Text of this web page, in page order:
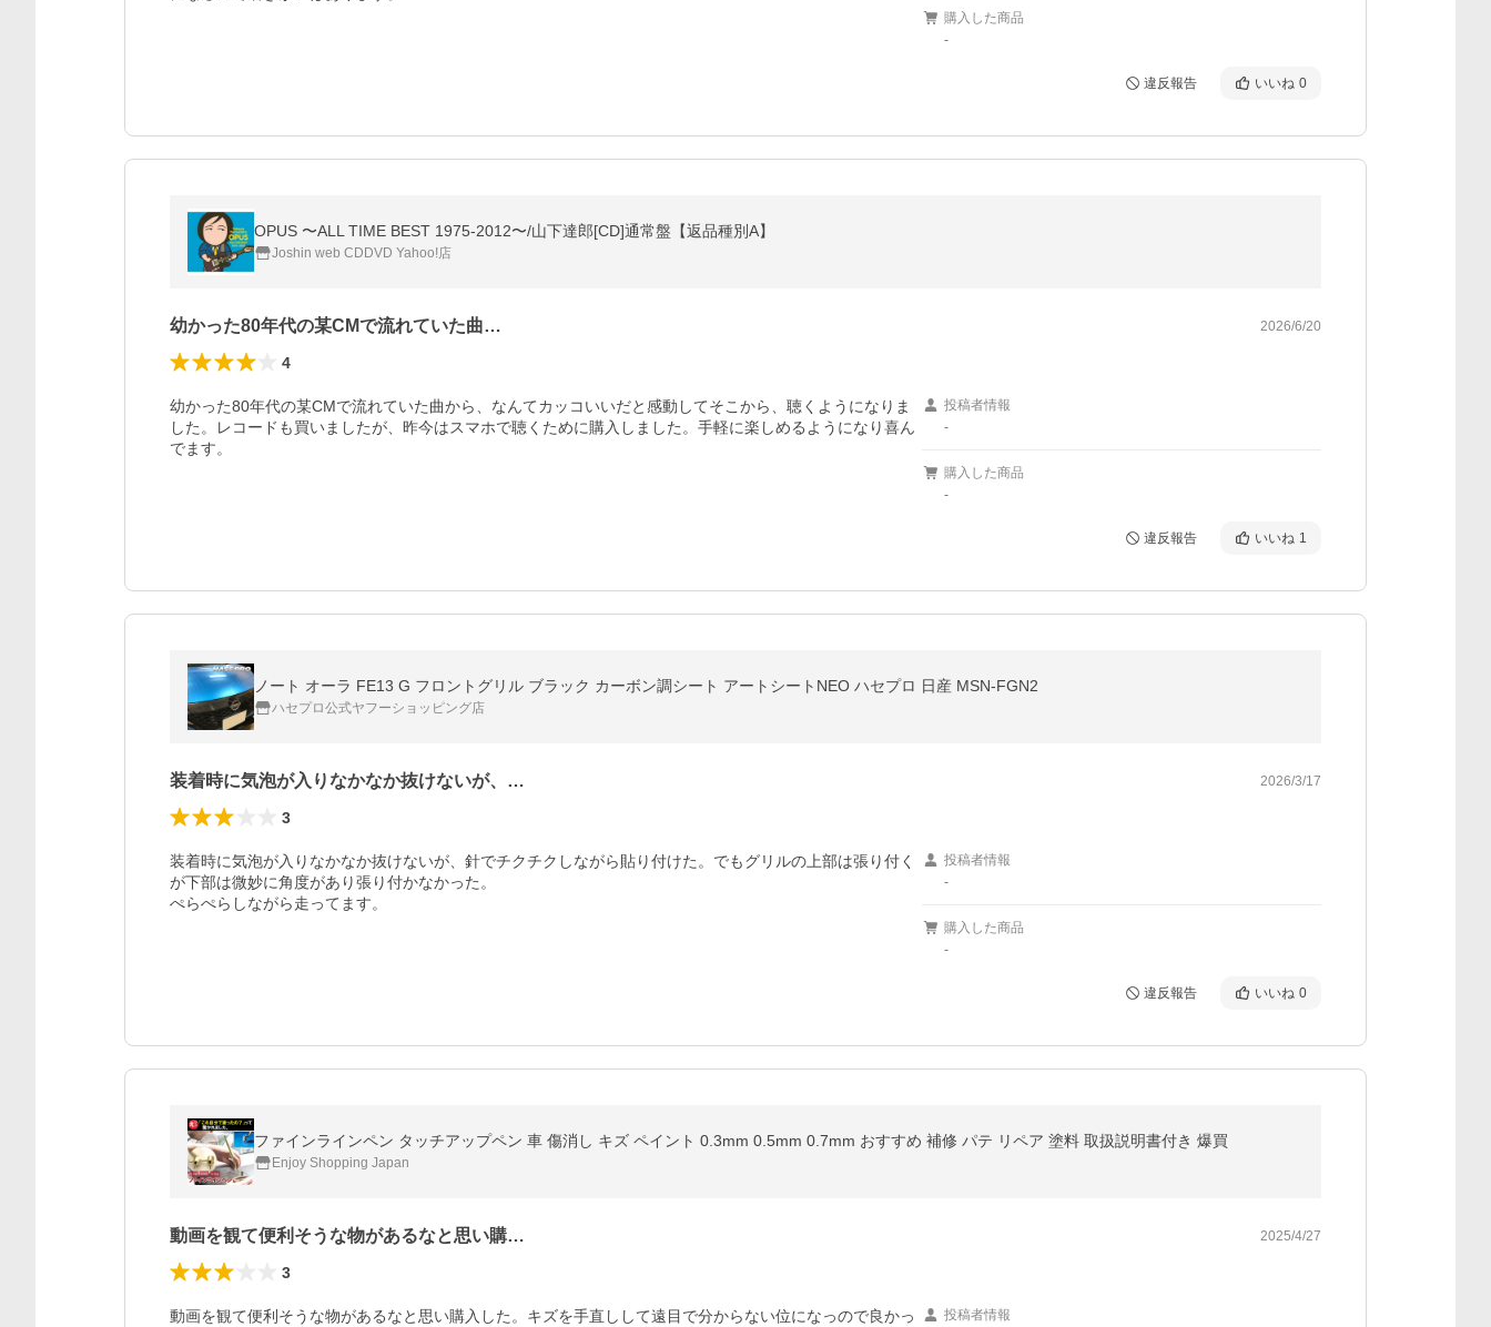
購入した商品
-
違反報告 いいね 0
OPUS 〜ALL TIME BEST 1975-2012〜/山下達郎[CD]通常盤【返品種別A】
Joshin web CDDVD Yahoo!店
幼かった80年代の某CMで流れていた曲… 2026/6/20
4
幼かった80年代の某CMで流れていた曲から、なんてカッコいいだと感動してそこから、聴くようになりま
した。レコードも買いましたが、昨今はスマホで聴くために購入しました。手軽に楽しめるようになり喜ん
でます。
投稿者情報
-
購入した商品
-
違反報告 いいね 1
ノート オーラ FE13 G フロントグリル ブラック カーボン調シート アートシートNEO ハセプロ 日産 MSN-FGN2
ハセプロ公式ヤフーショッピング店
装着時に気泡が入りなかなか抜けないが、… 2026/3/17
3
装着時に気泡が入りなかなか抜けないが、針でチクチクしながら貼り付けた。でもグリルの上部は張り付く
が下部は微妙に角度があり張り付かなかった。
ぺらぺらしながら走ってます。
投稿者情報
-
購入した商品
-
違反報告 いいね 0
ファインラインペン タッチアップペン 車 傷消し キズ ペイント 0.3mm 0.5mm 0.7mm おすすめ 補修 パテ リペア 塗料 取扱説明書付き 爆買
Enjoy Shopping Japan
動画を観て便利そうな物があるなと思い購… 2025/4/27
3
動画を観て便利そうな物があるなと思い購入した。キズを手直しして遠目で分からない位になっので良かっ
投稿者情報